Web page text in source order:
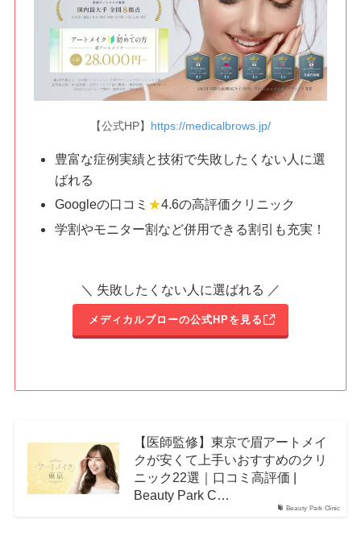
【公式HP】 https://medicalbrows.jp/
豊富な症例実績と技術で失敗したくない人に選
ばれる
Googleの口コミ ★4.6の高評価クリニック
学割やモニター割など併用できる割引も充実！
＼ 失敗したくない人に選ばれる ／
メディカルブローの公式HPを見る
Beauty Park Clinic
【医師監修】東京で眉アートメイ
クが安くて上手いおすすめのクリ
ニック22選｜口コミ高評価 |
Beauty Park C…